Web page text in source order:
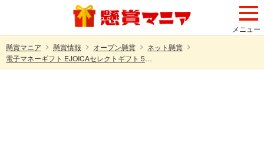
メニュー
懸賞マニア
懸賞情報 オープン懸賞
ネット懸賞
電子マネーギフト EJOICAセレクトギフト 500円分が500名様に当たる！クラシエのプレゼントキャンペーン